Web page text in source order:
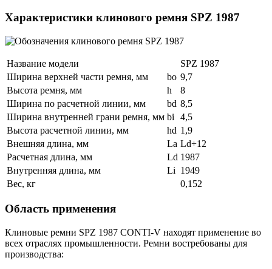
Характеристики клинового ремня SPZ 1987
Название модели
SPZ 1987
Ширина верхней части ремня, мм
bo 9,7
Высота ремня, мм
h
8
Ширина по расчетной линии, мм
bd 8,5
Ширина внутренней грани ремня, мм bi
4,5
Высота расчетной линии, мм
hd 1,9
Внешняя длина, мм
La Ld+12
Расчетная длина, мм
Ld 1987
Внутренняя длина, мм
Li 1949
Вес, кг
0,152
Область применения
Клиновые ремни SPZ 1987 CONTI-V находят применение во
всех отраслях промышленности. Ремни востребованы для
производства: